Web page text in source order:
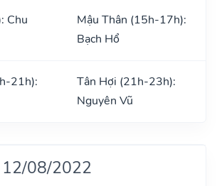
Chu
Mậu Thân (15h-17h):
Bạch Hổ
21h):
Tân Hợi (21h-23h):
Nguyên Vũ
12/08/2022